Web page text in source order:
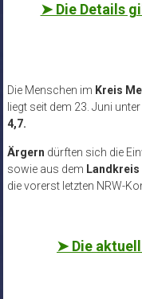
➤ Die Details
Die Menschen im Kreis
liegt seit dem 23. Juni
4,7.
Ärgern dürften sich die
sowie aus dem Landkreis
die vorerst letzten NRW-
➤ Die